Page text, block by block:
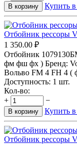
В корзину Купить
Отбойник рессоры
1 350.00 ₽
Отбойник
фм фш фх ) Бренд:
Вольво FM 4 FH 4
Доступность: 1 шт.
Кол-во:
+
−
В корзину Купить
Отбойник рессоры